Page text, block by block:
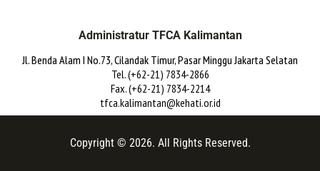
Administratur TFCA Kalimantan
Jl. Benda Alam I No.73, Cilandak Timur, Pasar Minggu Jakarta Selatan
Tel. (+62-21) 7834-2866
Fax. (+62-21) 7834-2214
tfca.kalimantan@kehati.or.id
Copyright © 2026. All Rights Reserved.